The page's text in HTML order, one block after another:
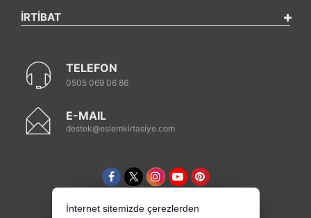
İRTİBAT
TELEFON
0505 069 06 86
E-MAIL
destek@eslemkirtasiye.com
İnternet sitemizde çerezlerden